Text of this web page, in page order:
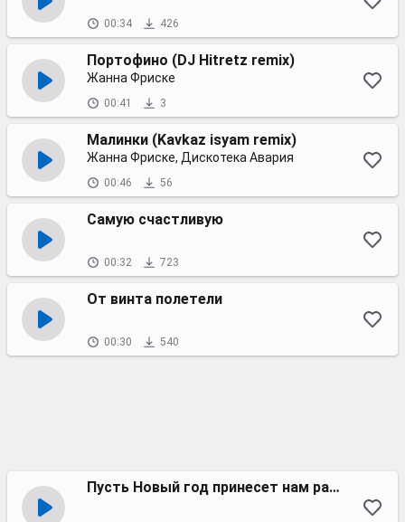
00:34 426
Портофино (DJ Hitretz remix)
Жанна Фриске
00:41 3
Малинки (Kavkaz isyam remix)
Жанна Фриске, Дискотека Авария
00:46 56
Самую счастливую
00:32 723
От винта полетели
00:30 540
Пусть Новый год принесет нам радость